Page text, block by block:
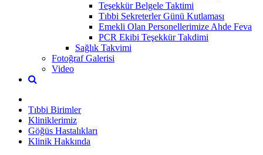
Teşekkür Belgele Taktimi
Tıbbi Sekreterler Günü Kutlaması
Emekli Olan Personellerimize Ahde Feva
PCR Ekibi Teşekkür Takdimi
Sağlık Takvimi
Fotoğraf Galerisi
Video
Tıbbi Birimler
Kliniklerimiz
Göğüs Hastalıkları
Klinik Hakkında